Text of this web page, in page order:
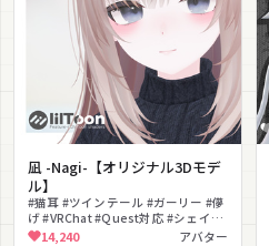
凪 -Nagi-【オリジナル3Dモデ
ル】
#猫耳 #ツインテール #ガーリー #儚
げ #VRChat #Quest対応 #シェイプ
キー #幻想的 #かわいい #ナチュラ
14,240 アバター